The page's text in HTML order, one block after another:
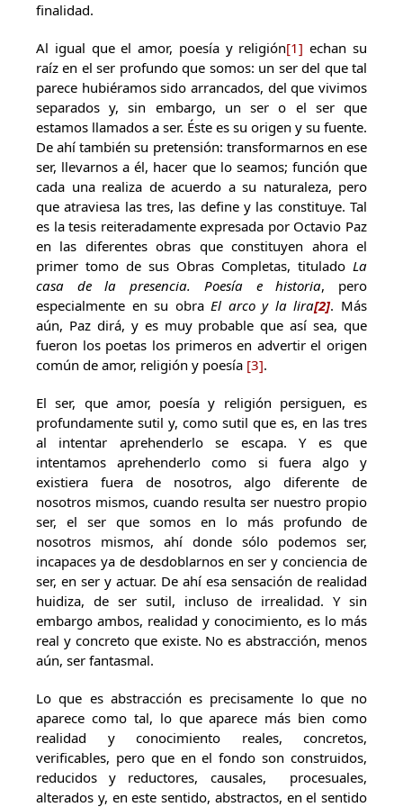
finalidad.
Al igual que el amor, poesía y religión[1] echan su
raíz en el ser profundo que somos: un ser del que tal
parece hubiéramos sido arrancados, del que vivimos
separados y, sin embargo, un ser o el ser que
estamos llamados a ser. Éste es su origen y su fuente.
De ahí también su pretensión: transformarnos en ese
ser, llevarnos a él, hacer que lo seamos; función que
cada una realiza de acuerdo a su naturaleza, pero
que atraviesa las tres, las define y las constituye. Tal
es la tesis reiteradamente expresada por Octavio Paz
en las diferentes obras que constituyen ahora el
primer tomo de sus Obras Completas, titulado La
casa de la presencia. Poesía e historia, pero
especialmente en su obraEl arco y la lira[2]. Más
aún, Paz dirá, y es muy probable que así sea, que
fueron los poetas los primeros en advertir el origen
común de amor, religión y poesía [3].
El ser, que amor, poesía y religión persiguen, es
profundamente sutil y, como sutil que es, en las tres
al intentar aprehenderlo se escapa. Y es que
intentamos aprehenderlo como si fuera algo y
existiera fuera de nosotros, algo diferente de
nosotros mismos, cuando resulta ser nuestro propio
ser, el ser que somos en lo más profundo de
nosotros mismos, ahí donde sólo podemos ser,
incapaces ya de desdoblarnos en ser y conciencia de
ser, en ser y actuar. De ahí esa sensación de realidad
huidiza, de ser sutil, incluso de irrealidad. Y sin
embargo ambos, realidad y conocimiento, es lo más
real y concreto que existe. No es abstracción, menos
aún, ser fantasmal.
Lo que es abstracción es precisamente lo que no
aparece como tal, lo que aparece más bien como
realidad y conocimiento reales, concretos,
verificables, pero que en el fondo son construidos,
reducidos y reductores, causales, procesuales,
alterados y, en este sentido, abstractos, en el sentido